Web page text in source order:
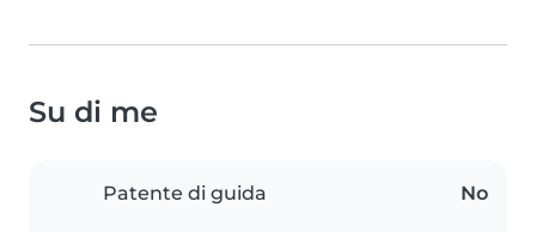
Su di me
Patente di guida No